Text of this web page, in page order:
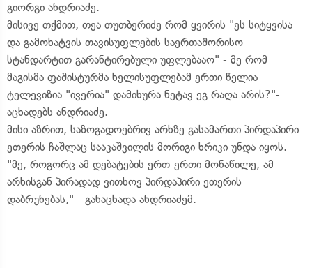
გიორგი ანდრიაძე.
მისივე თქმით, თეა თუთბერიძე რომ ყვირის "ეს სიტყვისა
და გამოხატვის თავისუფლების საერთაშორისო
სტანდარტით გარანტირებული უფლებააო" - მე რომ
მაგისმა ფაშისტურმა ხელისუფლებამ ერთი წელია
ტელევიზია "ივერია" დამიხურა ნეტავ ეგ რაღა არის?"-
აცხადებს ანდრიაძე.
მისი აზრით, საზოგადოებრივ არხზე გასამართი პირდაპირი
ეთერის ჩაშლაც სააკაშვილის მორიგი ხრიკი უნდა იყოს.
"მე, როგორც ამ დებატების ერთ-ერთი მონაწილე, ამ
არხისგან პირადად ვითხოვ პირდაპირი ეთერის
დაბრუნებას," - განაცხადა ანდრიაძემ.